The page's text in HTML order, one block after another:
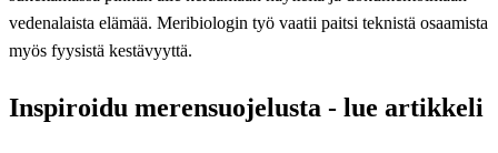
vedenalaista elämää. Meribiologin työ vaatii paitsi teknistä osaamista
myös fyysistä kestävyyttä.
Inspiroidu merensuojelusta - lue artikkeli